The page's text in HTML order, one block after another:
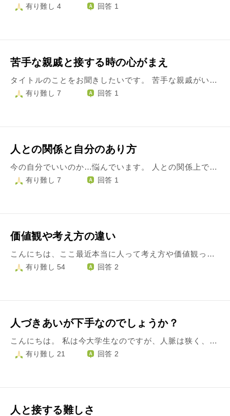
有り難し 4 回答 1
苦手な親戚と接する時の心がまえ
タイトルのことをお聞きしたいです。 苦手な親戚がいます。私の父より少し年上の男性です。 その方には私と同じ世代の娘さんがおり、同じような感覚で私の面倒を見たいのか、頻繁に連絡をくれます。ですが、正直言って余計なお世話でうんざりしています。 食事に連れていってくれたり、人生についてアドバイスしてくれるのは構わないのです。でも考えが古く、それを自慢がてら押し付けてくるところが嫌いです。（就職するなら大企業が良い、鞄はブランド物を持つべき。娘にもそうさせている、などです。他人の子供と学歴の比較もします。） 本当に人間が出来ている方は意見の押しつけはしないと思います。私の両親もその男性は苦手で、当たり障りない対応でごまかしています。そのせいで「君の両親は田舎者だから理解してくれないけど、君は若いから僕のアドバイスを受け入れられるだろう」という方向で説得されたりもします。両親を貶されているようで気分が悪いです。 ここ数年は定期的な連絡があってもずっと無視（気付かない振り）をしてきましたが、とうとう両親にバレて怒られました。返事くらいは返しなさいと。 正直、会話もしたくないです。でも親戚なので、私が逃げ続けると両親の肩身が狭くなります。これから法事などがあれば顔を合わせるでしょうし、なんとか付き合っていかなければならないと考えています。 今まで嫌いな人とは疎遠になることで心を穏やかに保ってきました。今回はどうしたら良いでしょうか。
有り難し 7 回答 1
人との関係と自分のあり方
今の自分でいいのか…悩んでいます。 人との関係上での自分の振る舞い、態度。 仕事に対する姿勢。 人としてのあり方。 要は、人間関係に関することが多いのですが、人に対してきちんと誠意を持って行動できていない気がして…。 年配以上の女性からあまり好かれないのですが、私自身の態度や姿勢が気に入られないのかなと毎度落ち込みます。 万人から好かれようなんては思ってはおりません。が、特に年配の女性からの対応がキツく… 仕事で関わる時は、気を遣っているからか余計な配慮として捉えられているようです。 人手が足りなさそうで少しでもサポートしようとさり気なく手伝いをすると、それが裏目に出て「余計なことはするな」と。 しかし、手伝いを怠れば「気が利かない」などのお小言…。 きっと私は、タイミングや空気を読むのがダメなのかなと、軽くショックに思っていて。 女性特有のグループ意識の中で、もちろん私はその年配の女性たちとも上手くいかず。 もともと群れるのが苦手なので、そこから離れたり関わろうとしない姿勢が余計に嫌われやすい方向に進んでるのかな…と自覚はしています。 また、私自身があまり自分をさらけ出さない態度(自分は今までこうしてきたとか、過去のことなど)のせいか、一緒にいてもつまらないと捉えられているのかもしれないです… 努力はしているつもりですが、裏目に出てプライドが高いと思われていたり…。 難しいです。 これらのことを考えると、私自身がダメだからなんだろうなと…。 改善しようとはしています。 しかし、どうすればいいのか、わからなくなってしまいました…。 曖昧な悩みで失礼致しました。 何かご意見など頂ければ嬉しいです。
有り難し 7 回答 1
価値観や考え方の違い
こんにちは、ここ最近本当に人って考え方や価値観って全く違うんだなって考えるようになりました。 前は価値観の違いなんて好きなものや趣味くらいの範囲でしか考えていなかったけど、もっともっと深い部分で違うんだなって思い知らされることが多いです。 例えば、お友達で『久しぶりって男の人からメールが来て、最初本当に誰かわからなかったけど、元彼だった完全に忘れてた。』と言う話を聞いて私にはありえない話だなって思って、やはりその子とは恋愛系の話は合わなかったり。 他の子だと、結構大きなこと言ってて『私が正しい！』っていっていたのにある拍子に『やっぱ違った』って言って180度意見が変わったのにこれにも『私が正しい！』って言う子がいて、(毎回どこからそんな自信が？？)と困惑したり。 前までは人の目を気にして生きていたけど、人の目って本当に人それぞれなんだなって、私が『許せない！』と思うことでも『別に良くない？』って思う人もいるし、『可哀想』って思うことでも『大したことじゃないでしょ』って思う人もいる。人の話を聞いていても『そうなんだ…』って思う人もいれば『それって本当なの？』って言う人もいるし。 それなら人の正解なんて人それぞれなんだから、気にしてもキリがない、もっと考えずに生きてきても良かったなって。 身近な人でも未だに価値観の違いで驚くことがあるし、私の中にある常識って他の人の常識とは違うんだなって思います。 そういう事考える時はありますか？
有り難し 54 回答 2
人づきあいが下手なのでしょうか？
こんにちは。 私は今大学生なのですが、人脈は狭く、本当に仲良くしている人が5人くらいしかいません。(中学から合わせて) 最近、大学で仲良くしている人が私のことをそんなに仲良く思っていなかったことを知って、すごく寂しかったです。数少ない私の友人だったので。 遊びに行ったり、いっぱい話したりしていたので、上辺だけの関係だったのかと思うと、人を信じすぎると怖いなと思いました。 人間不信にならないためにはどうしたらいいですか？ 友達が少ないことはいけないことですか？
有り難し 21 回答 2
人と接する難しさ